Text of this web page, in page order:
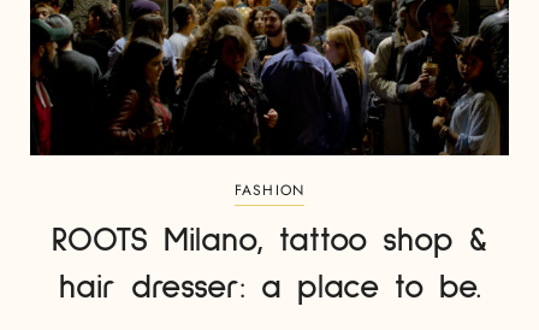
FASHION
ROOTS Milano, tattoo shop &
hair dresser: a place to be.